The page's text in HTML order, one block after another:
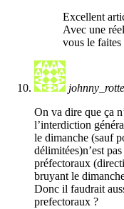
Excellent
Avec une
vous le
On va dire que ça
l’interdiction
le dimanche (sauf
délimitées)n’est
préfectoraux
bruyant le
Donc il faudrait
prefectoraux ?